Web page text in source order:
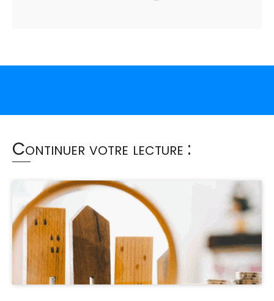
Continuer votre lecture :